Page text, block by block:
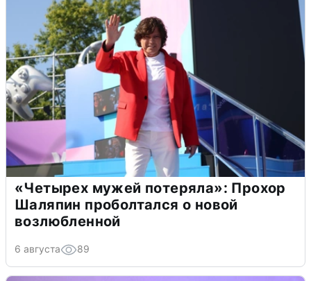
«Четырех мужей потеряла»: Прохор
Шаляпин проболтался о новой
возлюбленной
6 августа 89